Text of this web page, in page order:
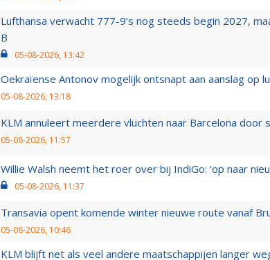
Lufthansa verwacht 777-9’s nog steeds begin 2027,
B
05-08-2026, 13:42
Oekraïense Antonov mogelijk ontsnapt aan aanslag op
05-08-2026, 13:18
KLM annuleert meerdere vluchten naar Barcelona door
05-08-2026, 11:57
Willie Walsh neemt het roer over bij IndiGo: 'op naar
05-08-2026, 11:37
Transavia opent komende winter nieuwe route vanaf
05-08-2026, 10:46
KLM blijft net als veel andere maatschappijen langer